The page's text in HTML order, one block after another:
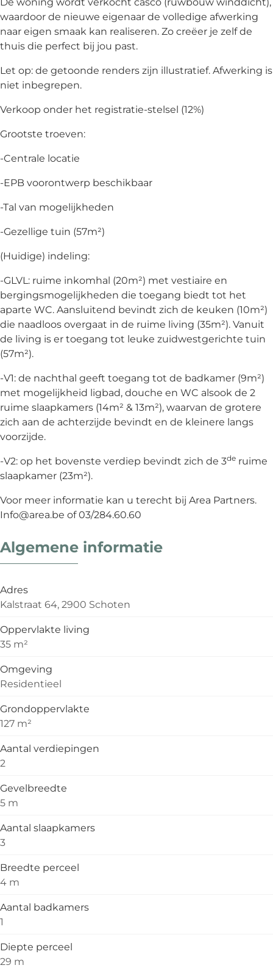
waardoor de nieuwe eigenaar de volledige afwerking
naar eigen smaak kan realiseren. Zo creëer je zelf de
thuis die perfect bij jou past.
Let op: de getoonde renders zijn illustratief. Afwerking is
niet inbegrepen.
Verkoop onder het registratie-stelsel (12%)
Grootste troeven:
-Centrale locatie
-EPB voorontwerp beschikbaar
-Tal van mogelijkheden
-Gezellige tuin (57m²)
(Huidige) indeling:
-GLVL: ruime inkomhal (20m²) met vestiaire en
bergingsmogelijkheden die toegang biedt tot het
aparte WC. Aansluitend bevindt zich de keuken (10m²)
die naadloos overgaat in de ruime living (35m²). Vanuit
de living is er toegang tot leuke zuidwestgerichte tuin
(57m²).
-V1: de nachthal geeft toegang tot de badkamer (9m²)
met mogelijkheid ligbad, douche en WC alsook de 2
ruime slaapkamers (14m² & 13m²), waarvan de grotere
zich aan de achterzijde bevindt en de kleinere langs
voorzijde.
-V2: op het bovenste verdiep bevindt zich de 3de ruime
slaapkamer (23m²).
Voor meer informatie kan u terecht bij Area Partners.
Info@area.be of 03/284.60.60
Algemene informatie
Adres
Kalstraat 64, 2900 Schoten
Oppervlakte living
35 m²
Omgeving
Residentieel
Grondoppervlakte
127 m²
Aantal verdiepingen
2
Gevelbreedte
5 m
Aantal slaapkamers
3
Breedte perceel
4 m
Aantal badkamers
1
Diepte perceel
29 m